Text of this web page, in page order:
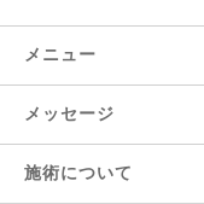
メニュー
メッセージ
施術について